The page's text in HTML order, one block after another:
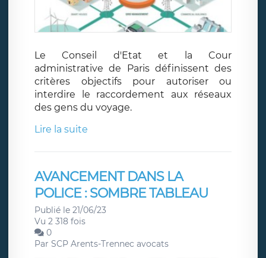
Le Conseil d'Etat et la Cour
administrative de Paris définissent des
critères objectifs pour autoriser ou
interdire le raccordement aux réseaux
des gens du voyage.
Lire la suite
AVANCEMENT DANS LA
POLICE : SOMBRE TABLEAU
Publié le 21/06/23
Vu 2 318 fois
0
Par SCP Arents-Trennec avocats